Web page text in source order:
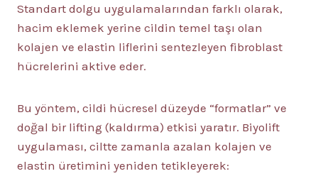
Standart dolgu uygulamalarından farklı olarak,
hacim eklemek yerine cildin temel taşı olan
kolajen ve elastin liflerini sentezleyen fibroblast
hücrelerini aktive eder.
Bu yöntem, cildi hücresel düzeyde “formatlar” ve
doğal bir lifting (kaldırma) etkisi yaratır. Biyolift
uygulaması, ciltte zamanla azalan kolajen ve
elastin üretimini yeniden tetikleyerek: